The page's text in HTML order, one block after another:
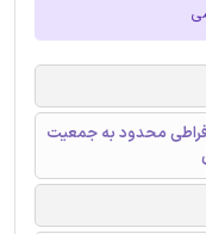
افراطی محدود به جمعیت